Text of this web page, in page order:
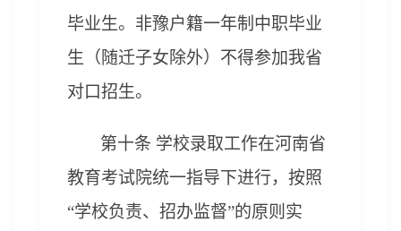
毕业生。 非豫户籍一年制 中职毕业
生（随迁子女除外）不得参加我省
对口招生。
第十条 学校录取工作在河南省
教育考试院统一指导下进行，按照
“学校负责、招办监督”的原则实